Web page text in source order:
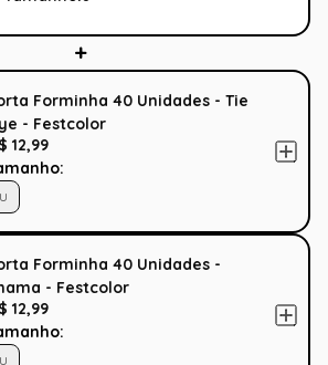
Forminha 40 Unidades - Tie
- Festcolor
12,99
U
Forminha 40 Unidades -
- Festcolor
12,99
U